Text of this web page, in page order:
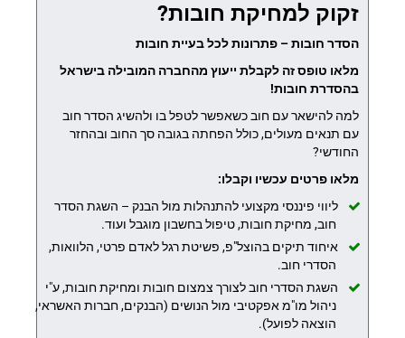
זקוק למחיקת חובות?
הסדר חובות – פתרונות לכל בעיית חובות
מלאו טופס זה לקבלת ייעוץ מהחברה המובילה בישראל
בהסדרת חובות!
למה להישאר עם חוב כשאפשר לטפל בו ולהשיג הסדר חוב
עם תנאים מעולים, כולל הפחתה בגובה סך החוב ובהחזר
החודשי?
מלאו פרטים עכשיו וקבלו:
ליווי פיננסי מקצועי להתנהלות מול הבנק – השגת הסדר
חוב, מחיקת חובות, טיפול בחשבון מוגבל ועוד.
איחוד תיקים בהוצל"פ, פשיטת רגל לאדם פרטי, הלוואות,
הסדרי חוב.
השגת הסדרי חוב לצורך צמצום חובות ומחיקת חובות, ע"י
ניהול מו"מ אפקטיבי מול הנושים (הבנקים, חברות האשראי,
הוצאה לפועל).